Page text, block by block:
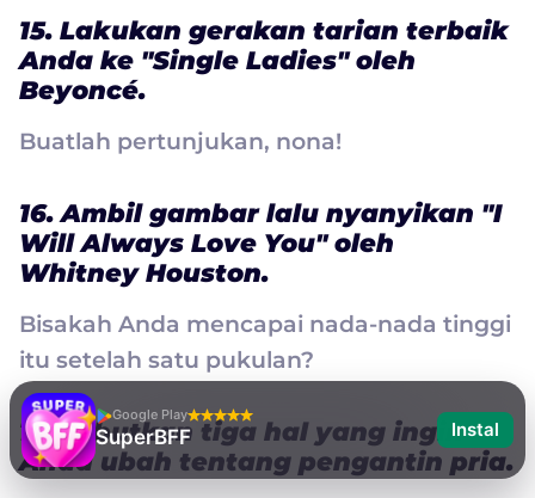
15. Lakukan gerakan tarian terbaik
Anda ke "Single Ladies" oleh
Beyoncé.
Buatlah pertunjukan, nona!
16. Ambil gambar lalu nyanyikan "I
Will Always Love You" oleh
Whitney Houston.
Bisakah Anda mencapai nada-nada tinggi
itu setelah satu pukulan?
17. Sebutkan tiga hal yang ingin
Anda ubah tentang pengantin pria.
Google Play
SuperBFF Instal